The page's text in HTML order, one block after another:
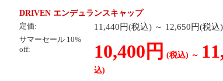
DRIVEN エンデュランスキャップ
定価: 11,440円(税込) ～ 12,650円(税込)
サマーセール 10%
off:
10,400円 (税込) ～
込)